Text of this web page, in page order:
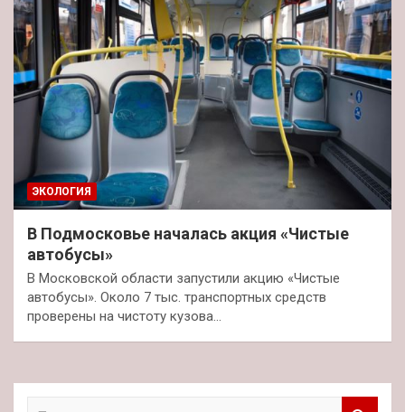
ЭКОЛОГИЯ
В Подмосковье началась акция «Чистые
автобусы»
В Московской области запустили акцию «Чистые
автобусы». Около 7 тыс. транспортных средств
проверены на чистоту кузова…